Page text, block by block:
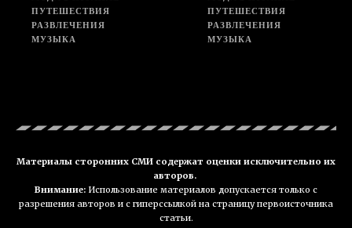
ПУТЕШЕСТВИЯ
РАЗВЛЕЧЕНИЯ
МУЗЫКА
ПУТЕШЕСТВИЯ
РАЗВЛЕЧЕНИЯ
МУЗЫКА
Материалы сторонних СМИ содержат оценки исключительно их
авторов.
Внимание: Использование материалов допускается только с
разрешения авторов и с гиперссылкой на страницу первоисточника
статьи.